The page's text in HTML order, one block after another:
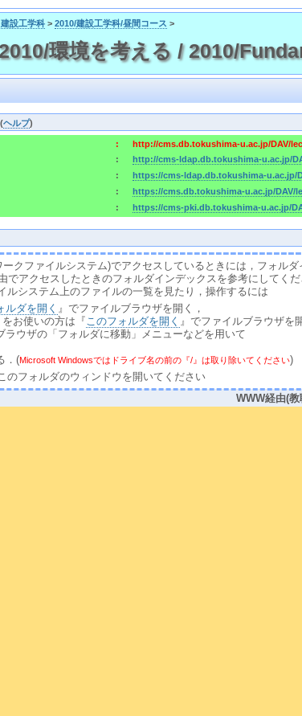
建設工学科> 2010/建設工学科/昼間コース >
環境を考える / 2010/
(ヘルプ)
:
http://cms.db.tokushima-u.ac.jp/DAV/
:
http://cms-ldap.db.tokushima-u.ac.jp/
:
https://cms-ldap.db.tokushima-u.ac.jp/
:
https://cms.db.tokushima-u.ac.jp/DAV/
: https://cms-pki.db.tokushima-u.ac.jp/
クファイルシステム)でアクセスしているときには，フォルダ
でアクセスしたときのフォルダインデックスを参考にしてくだ
ルシステム上のファイルの一覧を見たり，操作するには
ルダを開く 』でファイルブラウザを開く，
お使いの方は『 このフォルダを開く 』でファイルブラウザを
ラウザの「フォルダに移動」メニューなどを用いて
．(Microsoft Windowsではドライブ名の前の『/』は取り除いてください)
のフォルダのウィンドウを開いてください
WWW経由(